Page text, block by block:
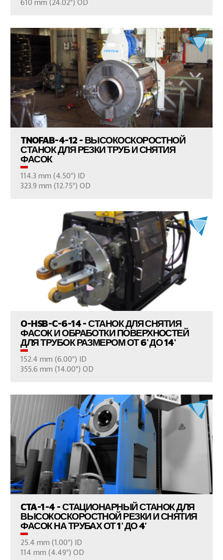
610 mm (24.02") OD
TNOFAB-4-12 - ВЫСОКОСКОРОСТНОЙ
СТАНОК ДЛЯ РЕЗКИ ТРУБ И СНЯТИЯ
ФАСОК
114.3 mm (4.50") ID
323.9 mm (12.75") OD
ПРОСМОТР ПРОДУКТОВ
O-HSB-C-6-14 - СТАНОК ДЛЯ СНЯТИЯ
ФАСОК И ОБРАБОТКИ ПОВЕРХНОСТЕЙ
ДЛЯ ТРУБОК РАЗМЕРОМ ОТ 6' ДО 14'
152.4 mm (6.00") ID
355.6 mm (14.00") OD
ПРОСМОТР ПРОДУКТОВ
ВАШ ВОПРОС
CTA-1-4 - СТАЦИОНАРНЫЙ СТАНОК ДЛЯ
ВЫСОКОСКОРОСТНОЙ РЕЗКИ И СНЯТИЯ
ФАСОК НА ТРУБАХ ОТ 1' ДО 4'
25.4 mm (1.00") ID
114 mm (4.49") OD
ПРОСМОТР ПРОДУКТОВ